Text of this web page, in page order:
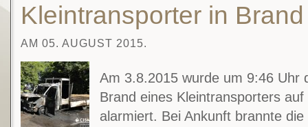
Kleintransporter in Brand
AM 05. AUGUST 2015.
Am 3.8.2015 wurde um 9:46 Uhr
Brand eines Kleintransporters
alarmiert. Bei Ankunft brannte